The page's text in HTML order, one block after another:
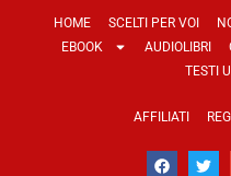
HOME SCELTI PER VOI
EBOOK
AUDIOLIBRI
TESTI
AFFILIATI